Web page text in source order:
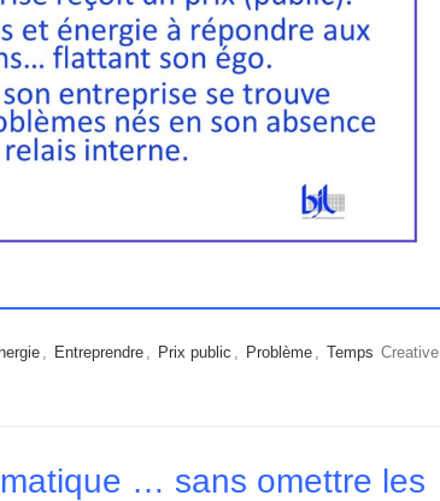
Entreprendre Prix public Problème Temps Creative
… sans omettre les